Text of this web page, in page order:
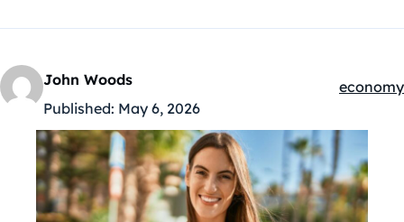
John Woods
Published: May 6, 2026
economy